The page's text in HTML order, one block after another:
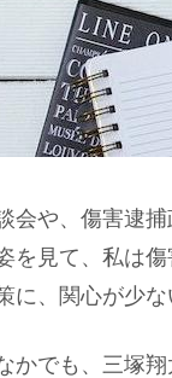
会や、傷害逮
を見て、私は
に、関心が少な
かでも、三塚